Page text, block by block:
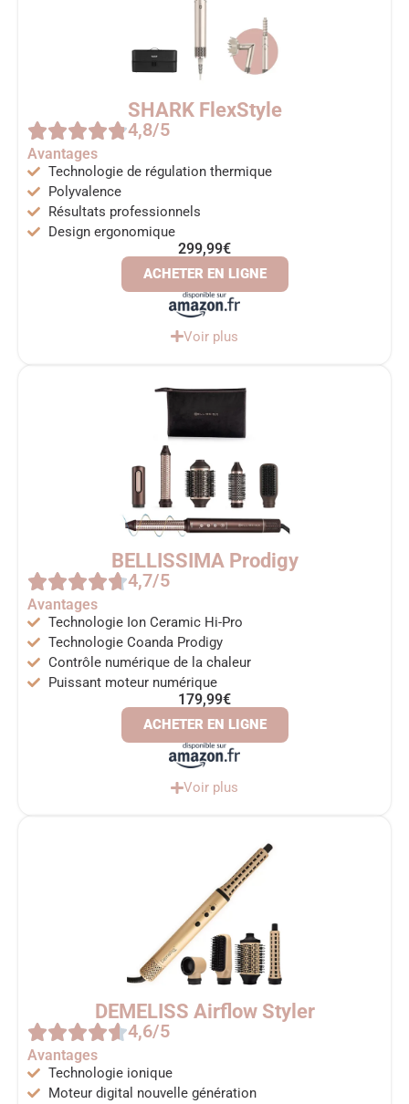
SHARK FlexStyle
4,8/5
Avantages
Technologie de régulation thermique
Polyvalence
Résultats professionnels
Design ergonomique
299,99€
ACHETER EN LIGNE
Voir plus
BELLISSIMA Prodigy
4,7/5
Avantages
Technologie Ion Ceramic Hi-Pro
Technologie Coanda Prodigy
Contrôle numérique de la chaleur
Puissant moteur numérique
179,99€
ACHETER EN LIGNE
Voir plus
DEMELISS Airflow Styler
4,6/5
Avantages
Technologie ionique
Moteur digital nouvelle génération